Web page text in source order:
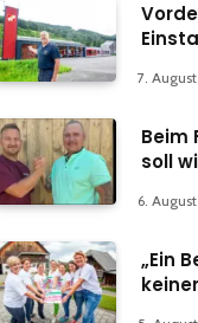
7.
Beim
soll
6.
„Ein